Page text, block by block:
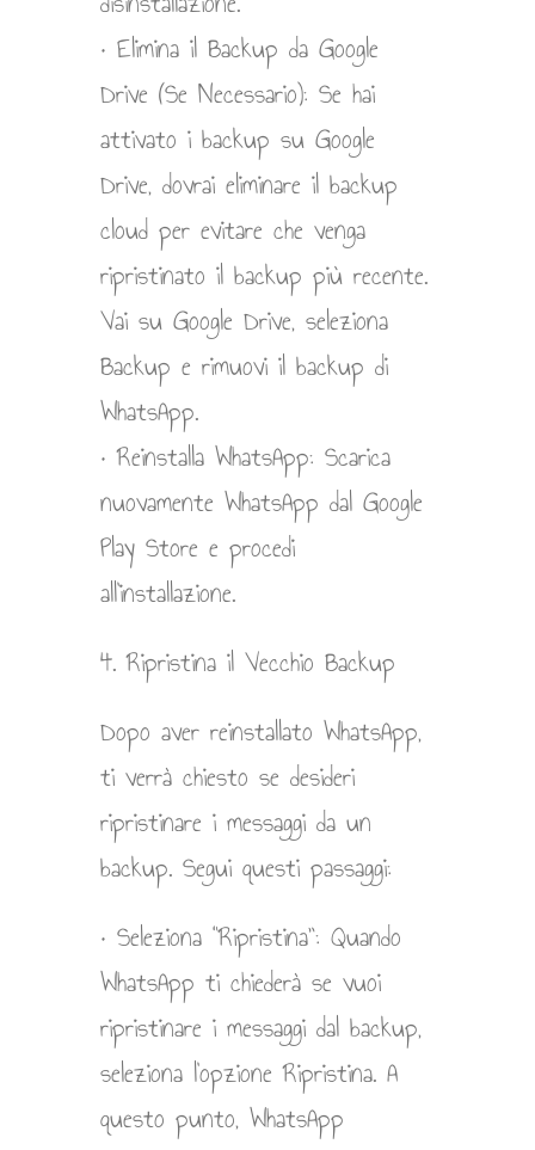
• Elimina il Backup da Google
Drive (Se Necessario): Se hai
attivato i backup su Google
Drive, dovrai eliminare il backup
cloud per evitare che venga
ripristinato il backup più recente.
Vai su Google Drive, seleziona
Backup e rimuovi il backup di
WhatsApp.
• Reinstalla WhatsApp: Scarica
nuovamente WhatsApp dal Google
Play Store e procedi
all’installazione.
4. Ripristina il Vecchio Backup
Dopo aver reinstallato WhatsApp,
ti verrà chiesto se desideri
ripristinare i messaggi da un
backup. Segui questi passaggi:
• Seleziona “Ripristina”: Quando
WhatsApp ti chiederà se vuoi
ripristinare i messaggi dal backup,
seleziona l’opzione Ripristina. A
questo punto, WhatsApp